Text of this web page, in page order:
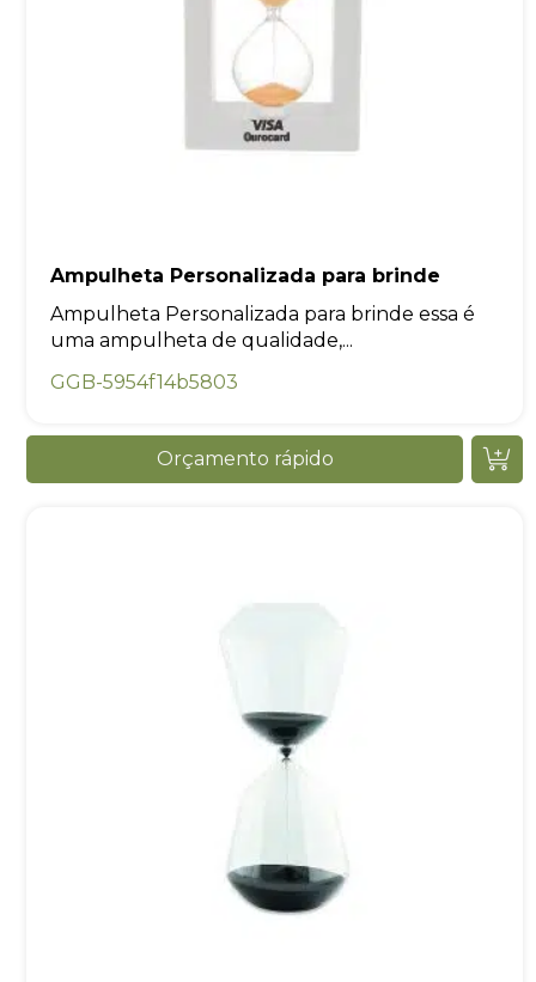
Ampulheta Personalizada para brinde
Ampulheta Personalizada para brinde essa é
uma ampulheta de qualidade,...
GGB-5954f14b5803
Orçamento rápido